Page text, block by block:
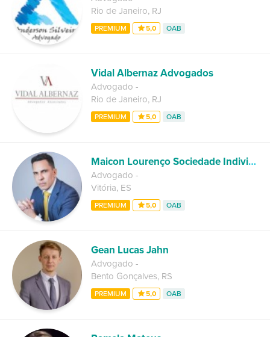
Rio de Janeiro, RJ
PREMIUM 5,0 OAB
Vidal Albernaz Advogados
Advogado -
Rio de Janeiro, RJ
PREMIUM 5,0 OAB
Maicon Lourenço Sociedade Individual de Advocacia
Advogado -
Vitória, ES
PREMIUM 5,0 OAB
Gean Lucas Jahn
Advogado -
Bento Gonçalves, RS
PREMIUM 5,0 OAB